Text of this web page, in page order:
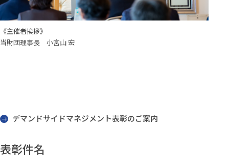
《主催者挨拶》
当財団理事長 小宮山 宏
デマンドサイドマネジメント表彰のご案内
表彰件名